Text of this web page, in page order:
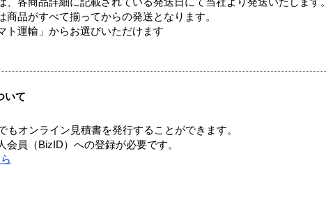
各商品詳細に記載されている発送日にて当社より発送いたします。
品がすべて揃ってからの発送となります。
運輸」からお選びいただけます
いて
オンライン見積書を発行することができます。
員（BizID）への登録が必要です。